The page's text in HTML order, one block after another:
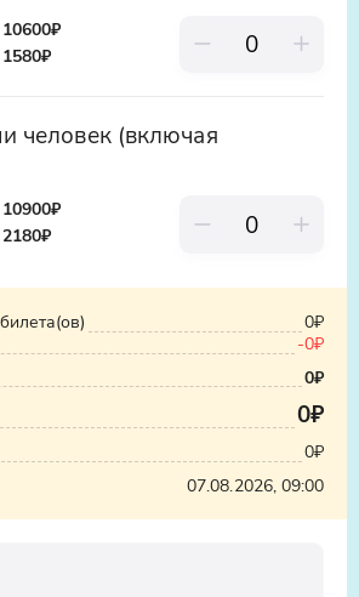
10600₽
1580₽
человек (включая
10900₽
2180₽
0₽
-0₽
0₽
0₽
0₽
07.08.2026, 09:00